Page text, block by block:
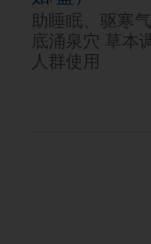
助睡眠、驱寒
底涌泉穴 草本
人群使用